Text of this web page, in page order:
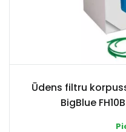
Ūdens filtru
BigBlue